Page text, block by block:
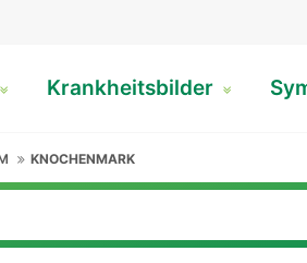
Krankheitsbilder
KNOCHENMARK